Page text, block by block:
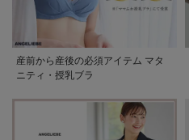
産前から産後の必須アイテム マタ
ニティ・授乳ブラ